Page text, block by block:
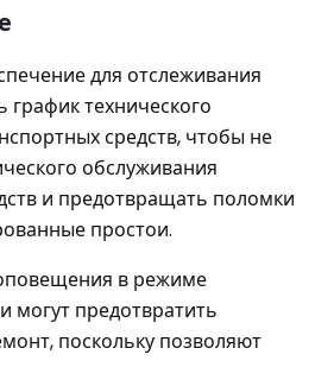
для отслеживания
график технического
средств, чтобы не
обслуживания
и предотвращать поломки
простои.
в режиме
могут предотвратить
поскольку позволяют